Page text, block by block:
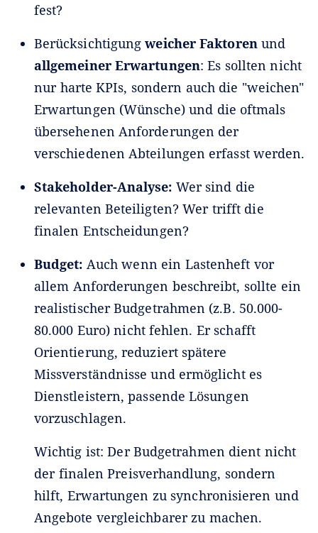
fest?
Berücksichtigungweicher Faktoren und
allgemeiner Erwartungen: Es sollten nicht
nur harte KPIs, sondern auch die "weichen"
Erwartungen (Wünsche) und die oftmals
übersehenen Anforderungen der
verschiedenen Abteilungen erfasst werden.
Stakeholder-Analyse: Wer sind die
relevanten Beteiligten? Wer trifft die
finalen Entscheidungen?
Budget: Auch wenn ein Lastenheft vor
allem Anforderungen beschreibt, sollte ein
realistischer Budgetrahmen (z.B. 50.000-
80.000 Euro) nicht fehlen. Er schafft
Orientierung, reduziert spätere
Missverständnisse und ermöglicht es
Dienstleistern, passende Lösungen
vorzuschlagen.
Wichtig ist: Der Budgetrahmen dient nicht
der finalen Preisverhandlung, sondern
hilft, Erwartungen zu synchronisieren und
Angebote vergleichbarer zu machen.